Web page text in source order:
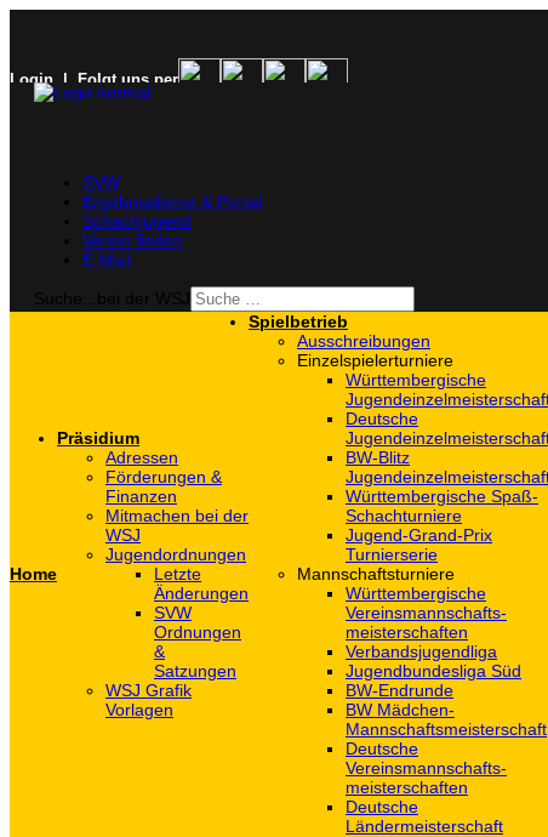
Login | Folgt uns per
SVW
Ergebnisdienst & Portal
Schachjugend
Verein finden
E-Mail
Home
Präsidium
Adressen
Förderungen &
Finanzen
Mitmachen bei der
WSJ
Jugendordnungen
Letzte
Änderungen
SVW
Ordnungen
&
Satzungen
WSJ Grafik
Vorlagen
Spielbetrieb
Ausschreibungen
Einzelspielerturniere
Württembergische
Deutsche
BW-Blitz
Württembergische Spaß-
Schachturniere
Jugend-Grand-Prix
Turnierserie
Mannschaftsturniere
Württembergische
Vereinsmannschafts-
meisterschaften
Verbandsjugendliga
Jugendbundesliga Süd
BW-Endrunde
BW Mädchen-
Mannschaftsmeisterschaft
Deutsche
Vereinsmannschafts-
meisterschaften
Deutsche
Ländermeisterschaft